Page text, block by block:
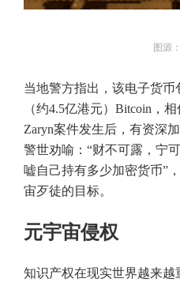
图源
当地警方指出，该电子货币
（约4.5亿港元）Bitcoin，
Zaryn案件发生后，有资深
警世劝喻：“财不可露，宁
嘘自己持有多少加密货币”
宙歹徒的目标。
元宇宙侵权
知识产权在现实世界越来